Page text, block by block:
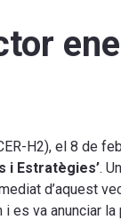
H2), el 8 de
i Estratègies’.
d’aquest
va anunciar